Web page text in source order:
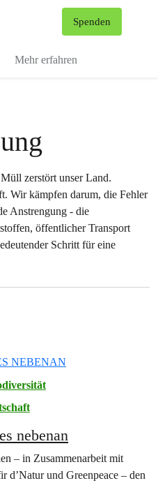
Spenden
Mehr erfahren
zerstört unser Land.
Wir kämpfen darum, die Fehler
Anstrengung - die
öffentlicher Transport
Schritt für eine
nebenan
– in Zusammenarbeit mit
und Greenpeace – den